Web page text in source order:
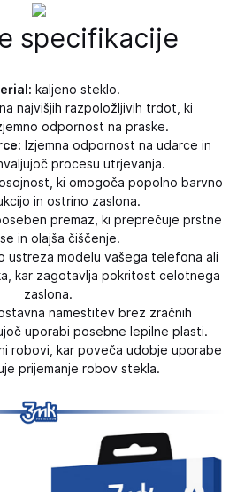
specifikacije
kaljeno steklo.
najvišjih razpoložljivih trdot, ki
odpornost na praske.
Izjemna odpornost na udarce in
procesu utrjevanja.
ki omogoča popolno barvno
in ostrino zaslona.
premaz, ki preprečuje prstne
in olajša čiščenje.
ustreza modelu vašega telefona ali
kar zagotavlja pokritost celotnega
zaslona.
namestitev brez zračnih
uporabi posebne lepilne plasti.
robovi, kar poveča udobje uporabe
prijemanje robov stekla.